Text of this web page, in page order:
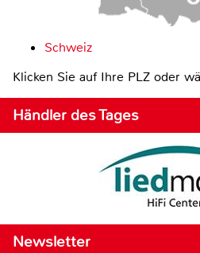
Schweiz
Klicken Sie auf Ihre PLZ oder
Händler des Tages
Newsletter